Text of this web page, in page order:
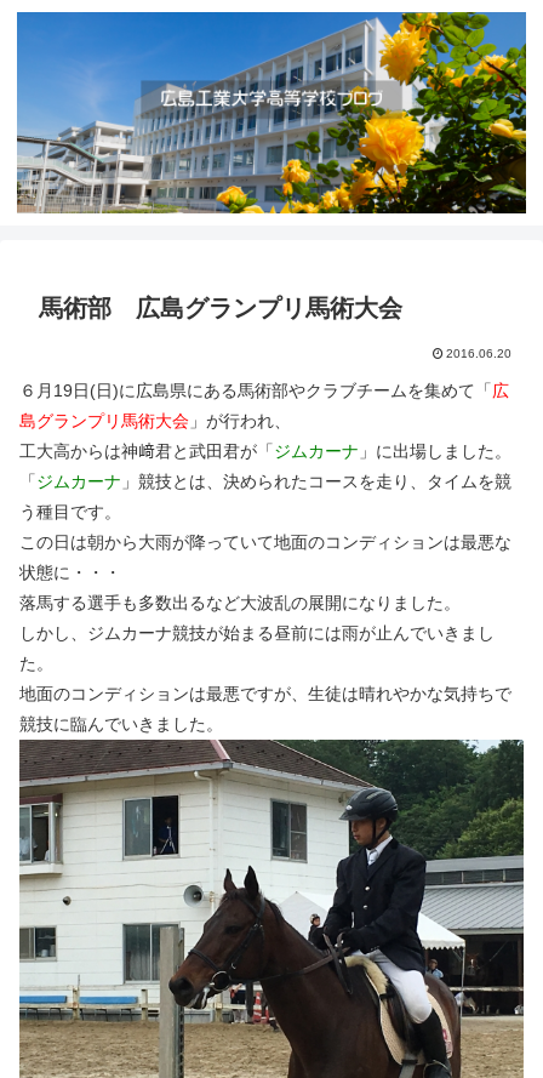
馬術部 広島グランプリ馬術大会
2016.06.20
６月19日(日)に広島県にある馬術部やクラブチームを集めて「広
島グランプリ馬術大会 」が行われ、
工大高からは神﨑君と武田君が「ジムカーナ 」に出場しました。
「ジムカーナ 」競技とは、決められたコースを走り、タイムを競
う種目です。
この日は朝から大雨が降っていて地面のコンディションは最悪な
状態に・・・
落馬する選手も多数出るなど大波乱の展開になりました。
しかし、ジムカーナ競技が始まる昼前には雨が止んでいきまし
た。
地面のコンディションは最悪ですが、生徒は晴れやかな気持ちで
競技に臨んでいきました。